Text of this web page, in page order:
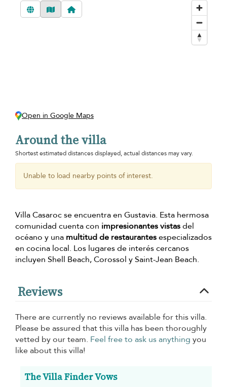
Open in Google Maps
Around the villa
Shortest estimated distances displayed, actual distances may vary.
Unable to load nearby points of interest.
Villa Casaroc se encuentra en Gustavia. Esta hermosa
comunidad cuenta con impresionantes vistasdel
océano y una multitud de restaurantesespecializados
en cocina local. Los lugares de interés cercanos
incluyen Shell Beach, Corossol y Saint-Jean Beach.
Reviews
There are currently no reviews available for this villa.
Please be assured that this villa has been thoroughly
vetted by our team. Feel free to ask us anything you
like about this villa!
The Villa Finder Vows